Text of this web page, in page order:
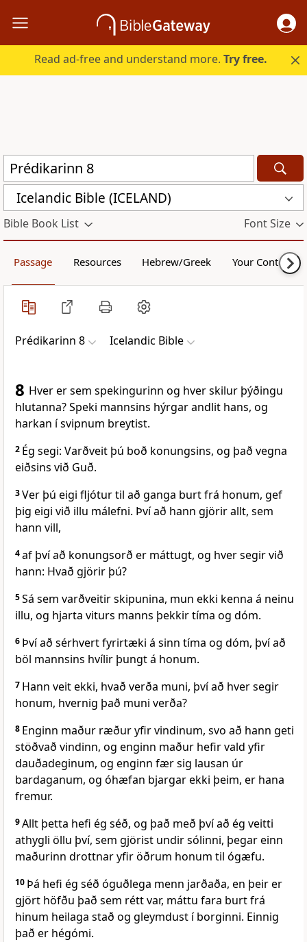
Read ad-free and understand more.Try free.
Icelandic Bible (ICELAND)
Bible Book List Font Size
Passage Resources Hebrew/Greek Your Content
Prédikarinn 8 Icelandic Bible
8 Hver er sem spekingurinn og hver skilur þýðingu
hlutanna? Speki mannsins hýrgar andlit hans, og
harkan í svipnum breytist.
2 Ég segi: Varðveit þú boð konungsins, og það vegna
eiðsins við Guð.
3Ver þú eigi fljótur til að ganga burt frá honum, gef
þig eigi við illu málefni. Því að hann gjörir allt, sem
hann vill,
4af því að konungsorð er máttugt, og hver segir við
hann: Hvað gjörir þú?
5Sá sem varðveitir skipunina, mun ekki kenna á neinu
illu, og hjarta viturs manns þekkir tíma og dóm.
6 Því að sérhvert fyrirtæki á sinn tíma og dóm, því að
böl mannsins hvílir þungt á honum.
7 Hann veit ekki, hvað verða muni, því að hver segir
honum, hvernig það muni verða?
8 Enginn maður ræður yfir vindinum, svo að hann geti
stöðvað vindinn, og enginn maður hefir vald yfir
dauðadeginum, og enginn fær sig lausan úr
bardaganum, og óhæfan bjargar ekki þeim, er hana
fremur.
9Allt þetta hefi ég séð, og það með því að ég veitti
athygli öllu því, sem gjörist undir sólinni, þegar einn
maðurinn drottnar yfir öðrum honum til ógæfu.
10 Þá hefi ég séð óguðlega menn jarðaða, en þeir er
gjört höfðu það sem rétt var, máttu fara burt frá
hinum heilaga stað og gleymdust í borginni. Einnig
það er hégómi.